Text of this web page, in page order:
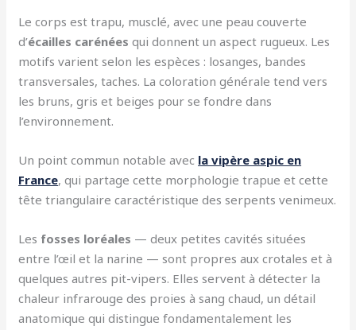
Le corps est trapu, musclé, avec une peau couverte
d’écailles carénées qui donnent un aspect rugueux. Les
motifs varient selon les espèces : losanges, bandes
transversales, taches. La coloration générale tend vers
les bruns, gris et beiges pour se fondre dans
l’environnement.
Un point commun notable avec la vipère aspic en
France, qui partage cette morphologie trapue et cette
tête triangulaire caractéristique des serpents venimeux.
Les fosses loréales — deux petites cavités situées
entre l’œil et la narine — sont propres aux crotales et à
quelques autres pit-vipers. Elles servent à détecter la
chaleur infrarouge des proies à sang chaud, un détail
anatomique qui distingue fondamentalement les